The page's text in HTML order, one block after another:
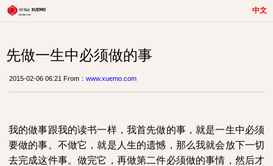
中文
先做一生中必须做的事
2015-02-06 06:21 From： www.xuemo.com
我的做事跟我的读书一样，我首先做的事，就是一生中必须
要做的事。不做它，就是人生的遗憾，那么我就会放下一切
去完成这件事。做完它，再做第二件必须做的事情，然后才